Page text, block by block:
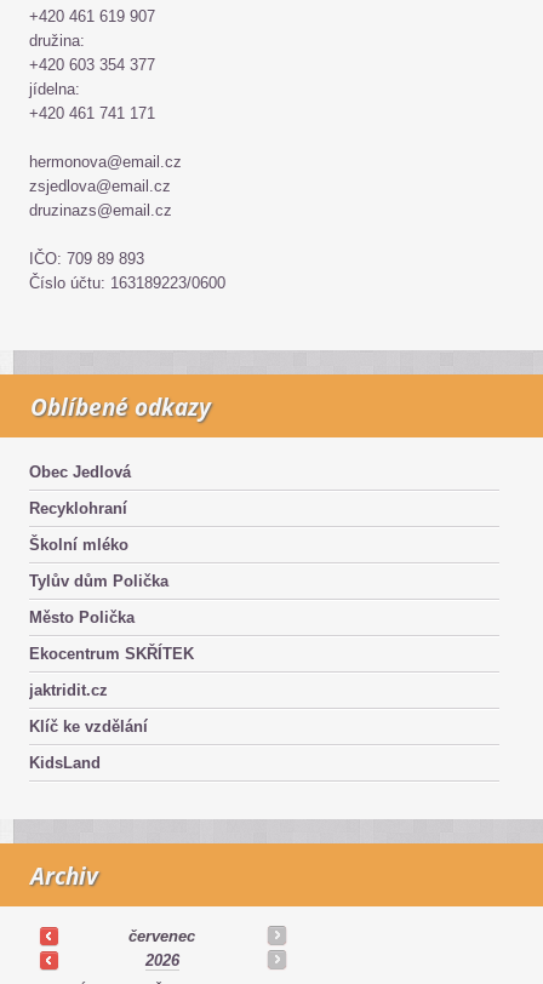
+420 461 619 907
družina:
+420 603 354 377
jídelna:
+420 461 741 171
hermonova@email.cz
zsjedlova@email.cz
druzinazs@email.cz
IČO: 709 89 893
Číslo účtu: 163189223/0600
Oblíbené odkazy
Obec Jedlová
Recyklohraní
Školní mléko
Tylův dům Polička
Město Polička
Ekocentrum SKŘÍTEK
jaktridit.cz
Klíč ke vzdělání
KidsLand
Archiv
červenec
2026